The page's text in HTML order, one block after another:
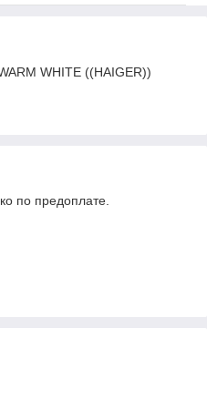
WHITE ((HAIGER))
по предоплате.